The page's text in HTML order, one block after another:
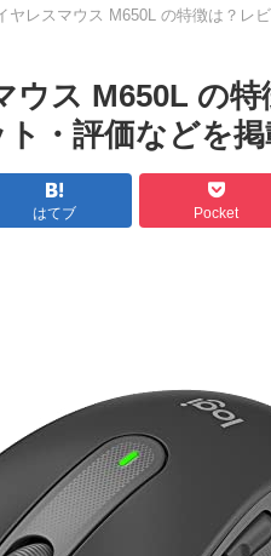
ヤレスマウス M650L の特徴は？レ
ウス M650L の
・評価などを
はてブ Pocket